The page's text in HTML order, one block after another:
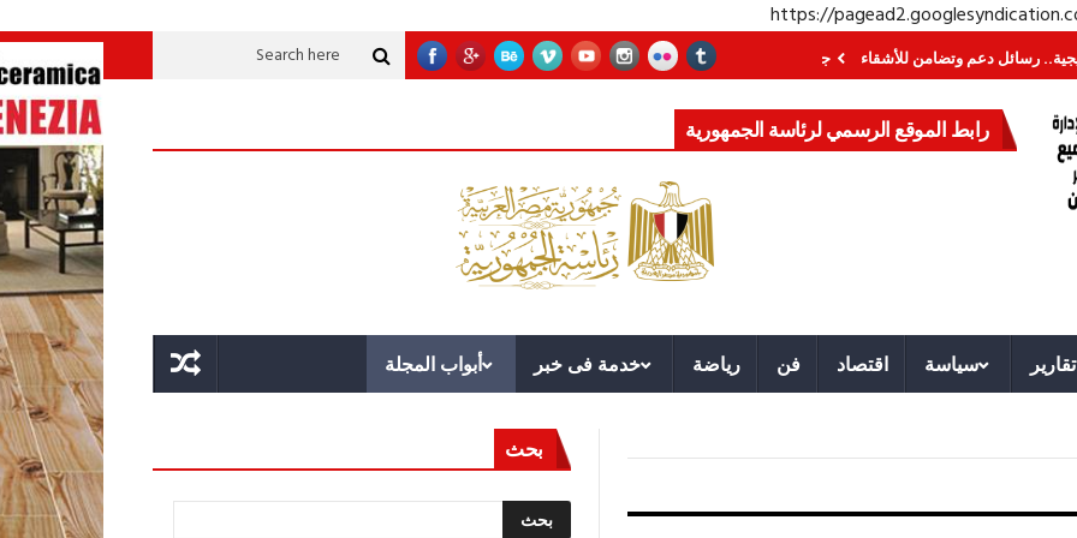
https://
دعم وتضامن للأشقاء جهاز مستقبل مصر نموذجا.. لماذا تُنشئ الدول كيانات تنموية عملاقة؟ قوة الدولة.. عندما يصبح التخطيط خط الدفاع الأول
رابط الموقع الرسمي لرئاسة الجمهورية
تقارير سياسة اقتصاد فن رياضة خدمة فى خبر أبواب المجلة
بحث